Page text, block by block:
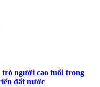
người cao tuổi trong
đất nước